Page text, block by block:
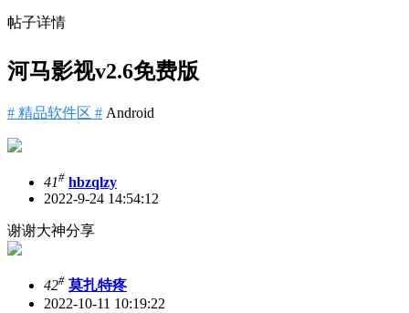
帖子详情
河马影视v2.6免费版
# 精品软件区 # Android
41# hbzqlzy
2022-9-24 14:54:12
谢谢大神分享
42# 莫扎特疼
2022-10-11 10:19:22